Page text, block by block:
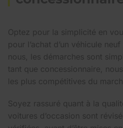
Optez pour la simplicité en
pour l’achat d’un véhicule
nous, les démarches sont
tant que concessionnaire,
les plus compétitives du
Soyez rassuré quant à la
voitures d’occasion sont